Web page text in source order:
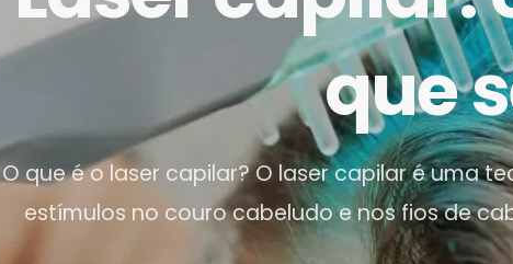
que
O que é o laser capilar? O laser capilar é uma
estímulos no couro cabeludo e nos fios de